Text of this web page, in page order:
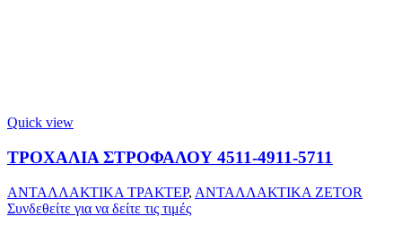
Quick view
ΤΡΟΧΑΛΙΑ ΣΤΡΟΦΑΛΟΥ 4511-4911-5711
ΑΝΤΑΛΛΑΚΤΙΚΑ ΤΡΑΚΤΕΡ, ΑΝΤΑΛΛΑΚΤΙΚΑ ZETOR
Συνδεθείτε για να δείτε τις τιμές